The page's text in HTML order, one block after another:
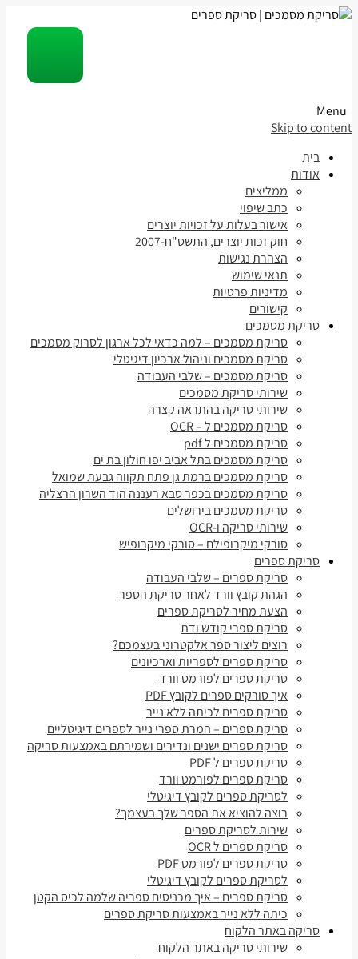
Skip to content
בית
אודות
ממליצים
כתב שיפוי
אישור בעלות על זכויות יוצרים
חוק זכות יוצרים, התשס"ח-2007
הצהרת נגישות
תנאי שימוש
מדיניות פרטיות
קישורים
סריקת מסמכים
סריקת מסמכים – למה כדאי לכל ארגון לסרוק מסמכים
סריקת מסמכים וניהול ארכיון דיגיטלי
סריקת מסמכים – שלבי העבודה
שירותי סריקת מסמכים
שירותי סריקה בהתראה קצרה
סריקת מסמכים ל – OCR
סריקת מסמכים ל pdf
סריקת מסמכים בתל אביב יפו חולון בת ים
סריקת מסמכים ברמת גן פתח תקווה גבעת שמואל
סריקת מסמכים בכפר סבא רעננה הוד השרון הרצליה
סריקת מסמכים בירושלים
שירותי סריקה ו-OCR
סורקי מיקרופילם – סורקי מיקרופיש
סריקת ספרים
סריקת ספרים – שלבי העבודה
הגהת קובץ וורד לאחר סריקת הספר
הצעת מחיר לסריקת ספרים
סריקת ספרי קודש ודת
רוצים ליצור ספר אלקטרוני בעצמכם?
סריקת ספרים לספריות וארכיונים
סריקת ספרים לפורמט וורד
איך סורקים ספרים לקובץ PDF
סריקת ספרים לכיתה ללא נייר
סריקת ספרים – המרת ספרי נייר לספרים דיגיטליים
סריקת ספרים ישנים ונדירים ושמירתם באמצעות סריקה
סריקת ספרים ל PDF
סריקת ספרים לפורמט וורד
לסריקת ספרים לקובץ דיגיטלי
רוצה להוציא את הספר שלך בעצמך?
שירות לסריקת ספרים
סריקת ספרים ל OCR
סריקת ספרים לפורמט PDF
לסריקת ספרים לקובץ דיגיטלי
סריקת ספרים – איך מכניסים ספריה שלמה לכיס הקטן
כיתה ללא נייר באמצעות סריקת ספרים
סריקה באתר הלקוח
שירותי סריקה באתר הלקוח